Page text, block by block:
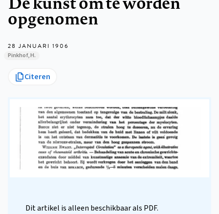
opgenomen
28 JANUARI 1906
Pinkhof, H.
Citeren
Dit artikel is alleen beschikbaar als PDF.